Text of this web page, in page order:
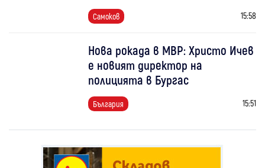
Самоков 15:58
Нова рокада в МВР: Христо Ичев
е новият директор на
полицията в Бургас
България 15:51